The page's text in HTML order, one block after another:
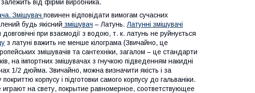
від фірми виробника.
. Змішувач повинен відповідати вимогам сучасних
будь якісний змішувач – Латунь. Латунні змішувачі
при взаємодії з водою, т. к. латунь не руйнується
з латуні важить не менше кілограма (Звичайно, це
змішувачів та сантехніки, загалом – це стандарти
на імпортних змішувачах з гнучкою підведенням накидні
1/2 дюйма. Звичайно, можна визначити якість і за
корпусу і підготовки самого корпусу до гальваніки.
на свету, покрытие равномерное, соответствующее